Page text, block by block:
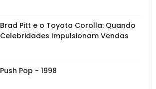
Brad Pitt e o Toyota Corolla: Quando
Celebridades Impulsionam Vendas
Push Pop - 1998